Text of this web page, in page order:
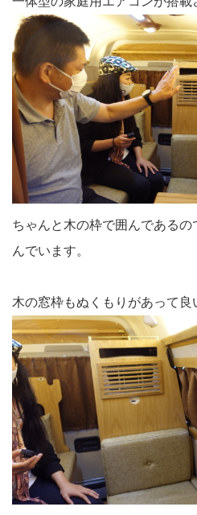
ちゃんと木の枠で囲んである
んでいます。
木の窓枠もぬくもりがあって良